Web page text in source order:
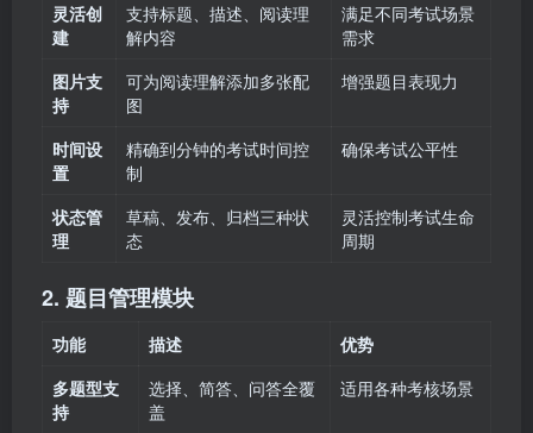
灵活创
建
支持标题、描述、阅读理
解内容
满足不同考试场景
需求
图片支
持
可为阅读理解添加多张配
图
增强题目表现力
时间设
置
精确到分钟的考试时间控
制
确保考试公平性
状态管
理
草稿、发布、归档三种状
态
灵活控制考试生命
周期
2. 题目管理模块
功能 描述
优势
多题型支
持
选择、简答、问答全覆
盖
适用各种考核场景